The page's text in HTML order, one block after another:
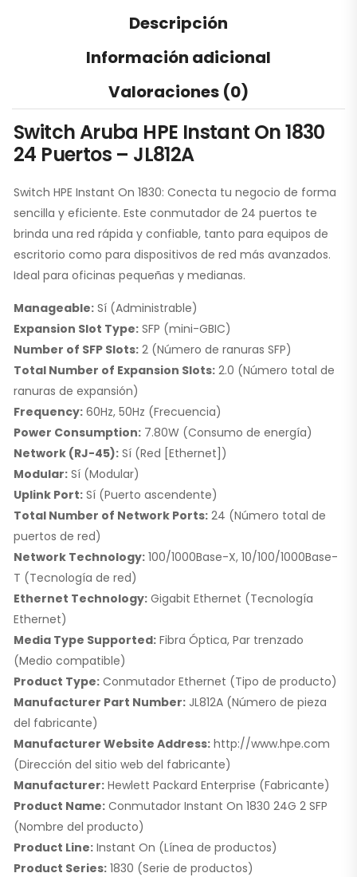
Descripción
Información adicional
Valoraciones (0)
Switch Aruba HPE Instant On 1830
24 Puertos – JL812A
Switch HPE Instant On 1830: Conecta tu negocio de forma
sencilla y eficiente. Este conmutador de 24 puertos te
brinda una red rápida y confiable, tanto para equipos de
escritorio como para dispositivos de red más avanzados.
Ideal para oficinas pequeñas y medianas.
Manageable: Sí (Administrable)
Expansion Slot Type: SFP (mini-GBIC)
Number of SFP Slots: 2 (Número de ranuras SFP)
Total Number of Expansion Slots: 2.0 (Número total de
ranuras de expansión)
Frequency: 60Hz, 50Hz (Frecuencia)
Power Consumption: 7.80W (Consumo de energía)
Network (RJ-45): Sí (Red [Ethernet])
Modular: Sí (Modular)
Uplink Port: Sí (Puerto ascendente)
Total Number of Network Ports: 24 (Número total de
puertos de red)
Network Technology: 100/1000Base-X, 10/100/1000Base-
T (Tecnología de red)
Ethernet Technology: Gigabit Ethernet (Tecnología
Ethernet)
Media Type Supported: Fibra Óptica, Par trenzado
(Medio compatible)
Product Type: Conmutador Ethernet (Tipo de producto)
Manufacturer Part Number: JL812A (Número de pieza
del fabricante)
Manufacturer Website Address: http://www.hpe.com
(Dirección del sitio web del fabricante)
Manufacturer: Hewlett Packard Enterprise (Fabricante)
Product Name: Conmutador Instant On 1830 24G 2 SFP
(Nombre del producto)
Product Line: Instant On (Línea de productos)
Product Series: 1830 (Serie de productos)